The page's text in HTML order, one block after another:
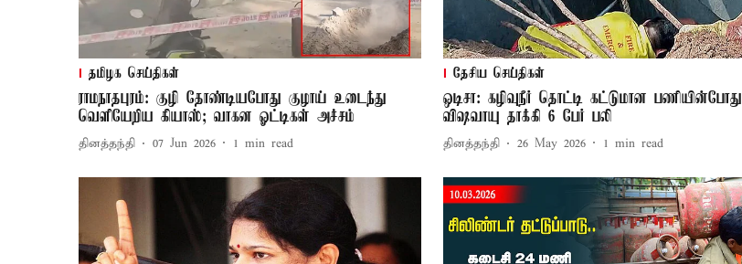
தமிழக செய்திகள்
ராமநாதபுரம்: குழி தோண்டியபோது குழாய் உடைந்து
வெளியேறிய கியாஸ்; வாகன ஓட்டிகள் அச்சம்
தினத்தந்தி 07 Jun 2026 1 min read
தேசிய செய்திகள்
ஒடிசா: கழிவுநீர் தொட்டி கட்டுமான பணியின்போது
விஷவாயு தாக்கி 6 பேர் பலி
தினத்தந்தி 26 May 2026 1 min read